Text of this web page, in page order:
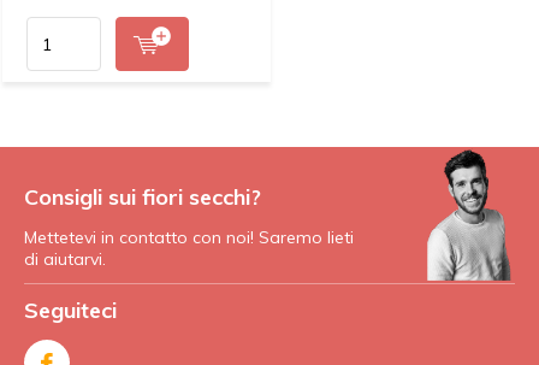
Consigli sui fiori secchi?
Mettetevi in contatto con noi! Saremo lieti
di aiutarvi.
Seguiteci